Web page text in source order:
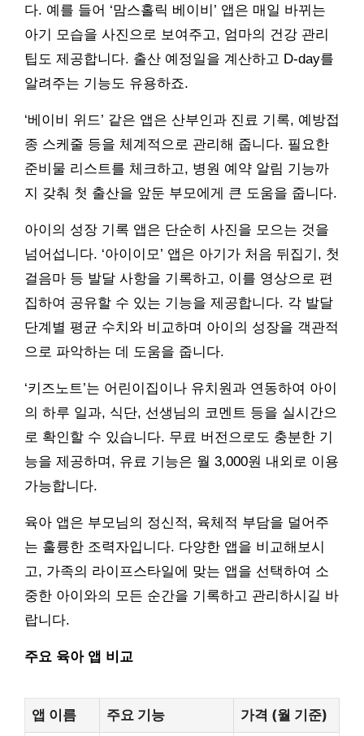
다. 예를 들어 ‘맘스홀릭 베이비’ 앱은 매일 바뀌는
아기 모습을 사진으로 보여주고, 엄마의 건강 관리
팁도 제공합니다. 출산 예정일을 계산하고 D-day를
알려주는 기능도 유용하죠.
‘베이비 위드’ 같은 앱은 산부인과 진료 기록, 예방접
종 스케줄 등을 체계적으로 관리해 줍니다. 필요한
준비물 리스트를 체크하고, 병원 예약 알림 기능까
지 갖춰 첫 출산을 앞둔 부모에게 큰 도움을 줍니다.
아이의 성장 기록 앱은 단순히 사진을 모으는 것을
넘어섭니다. ‘아이이모’ 앱은 아기가 처음 뒤집기, 첫
걸음마 등 발달 사항을 기록하고, 이를 영상으로 편
집하여 공유할 수 있는 기능을 제공합니다. 각 발달
단계별 평균 수치와 비교하며 아이의 성장을 객관적
으로 파악하는 데 도움을 줍니다.
‘키즈노트’는 어린이집이나 유치원과 연동하여 아이
의 하루 일과, 식단, 선생님의 코멘트 등을 실시간으
로 확인할 수 있습니다. 무료 버전으로도 충분한 기
능을 제공하며, 유료 기능은 월 3,000원 내외로 이용
가능합니다.
육아 앱은 부모님의 정신적, 육체적 부담을 덜어주
는 훌륭한 조력자입니다. 다양한 앱을 비교해보시
고, 가족의 라이프스타일에 맞는 앱을 선택하여 소
중한 아이와의 모든 순간을 기록하고 관리하시길 바
랍니다.
주요 육아 앱 비교
앱 이름 주요 기능 가격 (월 기준)